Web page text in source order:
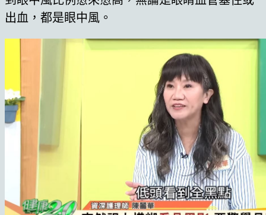
出血，都是眼中風。